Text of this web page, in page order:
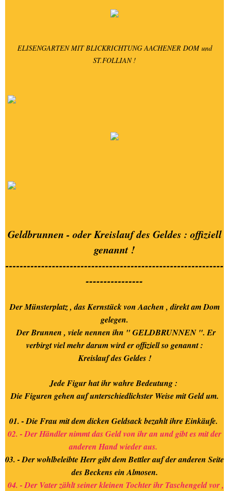
ELISENGARTEN MIT BLICKRICHTUNG AACHENER DOM und
ST.FOLLIAN !
Geldbrunnen - oder Kreislauf des Geldes : offiziell
genannt !
-------------------------------------------------------------
----------------
Der Münsterplatz , das Kernstück von Aachen , direkt am Dom
gelegen.
Der Brunnen , viele nennen ihn " GELDBRUNNEN ". Er
verbirgt viel mehr darum wird er offiziell so genannt :
Kreislauf des Geldes !
Jede Figur hat ihr wahre Bedeutung :
Die Figuren gehen auf unterschiedlichster Weise mit Geld um.
01. - Die Frau mit dem dicken Geldsack bezahlt ihre Einkäufe.
02. - Der Händler nimmt das Geld von ihr an und gibt es mit der
anderen Hand wieder aus.
03. - Der wohlbeleibte Herr gibt dem Bettler auf der anderen Seite
des Beckens ein Almosen.
04. - Der Vater zählt seiner kleinen Tochter ihr Taschengeld vor ,